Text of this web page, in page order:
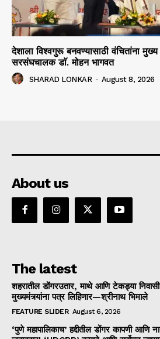
देशाला विश्वगुरू बनवण्यासाठी वंचितांना
सरसंघचालक डाॅ. मोहन भागवत
SHARAD LONKAR - August 8, 2026
About us
The latest
शहरातील डोंगरउतार, माथे आणि टेकड्या
मुख्यमंत्र्यांना पत्र लिहिणार—श्रीनाथ भिमाले
FEATURE SLIDER August 6, 2026
‘पुणे महापालिकाच’ हद्दीतील डोंगर कापणी आणि